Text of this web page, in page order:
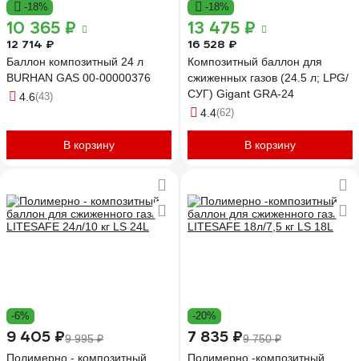
-18%
10 365 ₽
12 714 ₽
Баллон композитный 24 л
BURHAN GAS 00-00000376
4.6(43)
В корзину
-18%
13 475 ₽
16 528 ₽
Композитный баллон для
сжиженных газов (24.5 л; LPG/
СУГ) Gigant GRA-24
4.4(62)
В корзину
-6%
9 405 ₽9 995 ₽
Полимерно - композитный
-20%
7 835 ₽9 750 ₽
Полимерно -композитный